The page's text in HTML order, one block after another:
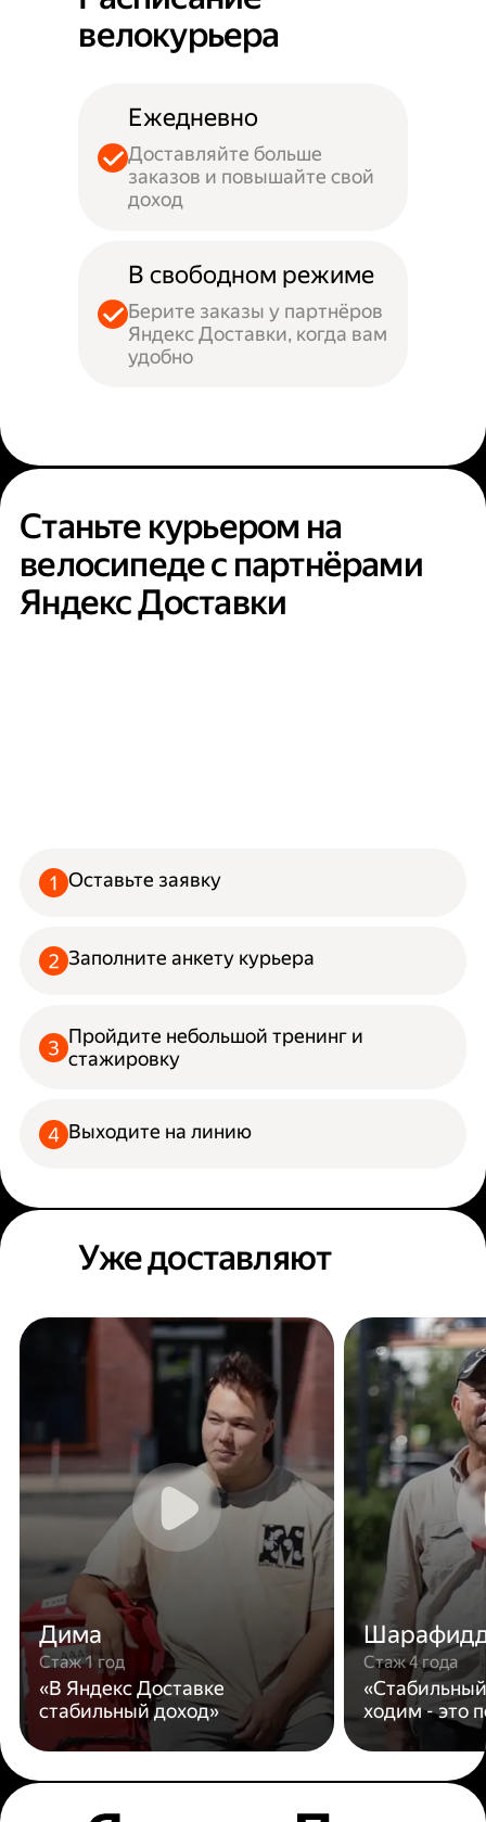
велокурьера
Ежедневно
Доставляйте больше
заказов и повышайте свой
доход
В свободном режиме
Берите заказы у партнёров
Яндекс Доставки, когда вам
удобно
Станьте курьером на
велосипеде с партнёрами
Яндекс Доставки
Оставьте заявку
Заполните анкету курьера
Пройдите небольшой тренинг и
стажировку
Выходите на линию
Уже доставляют
Дима
Стаж 1 год
«В Яндекс Доставке
стабильный доход»
Стаж 4 года
ходим - это